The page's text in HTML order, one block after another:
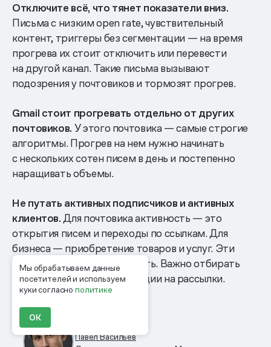
Мы обрабатываем данные
посетителей и используем
куки согласнополитике
ОК
Отключите всё, что тянет показатели вниз.
Письма с низким open rate, чувствительный
контент, триггеры без сегментации — на время
прогрева их стоит отключить или перевести
на другой канал. Такие письма вызывают
подозрения у почтовиков и тормозят прогрев.
Gmail стоит прогревать отдельно от других
почтовиков. У этого почтовика — самые строгие
алгоритмы. Прогрев на нем нужно начинать
с нескольких сотен писем в день и постепенно
наращивать объемы.
Не путать активных подписчиков и активных
клиентов.Для почтовика активность — это
открытия писем и переходы по ссылкам. Для
бизнеса — приобретение товаров и услуг. Эти
сегменты могут не совпадать. Важно отбирать
аудиторию именно по реакции на рассылки.
Павел Васильев